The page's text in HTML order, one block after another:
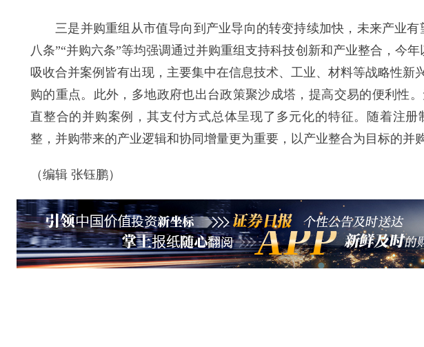
三是并购重组从市值导向到产业导向的转变持续加快，未来产业有
八条”“并购六条”等均强调通过并购重组支持科技创新和产业整合，今
吸收合并案例皆有出现，主要集中在信息技术、工业、材料等战略性新
购的重点。此外，多地政府也出台政策聚沙成塔，提高交易的便利性
直整合的并购案例，其支付方式总体呈现了多元化的特征。随着注册
整，并购带来的产业逻辑和协同增量更为重要，以产业整合为目标的并
（编辑 张钰鹏）